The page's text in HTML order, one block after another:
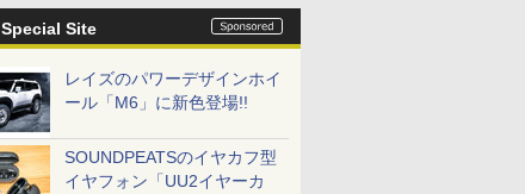
Special Site
レイズのパワーデザインホイ
ール「M6」に新色登場!!
SOUNDPEATSのイヤカフ型
イヤフォン「UU2イヤーカ